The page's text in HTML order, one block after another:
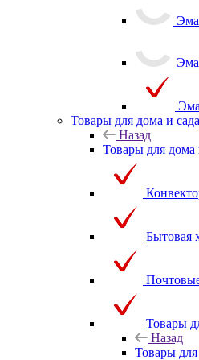
Товары для дома и сада
Назад
Товары для дома
Бытовая
Товары
Назад
Товары для